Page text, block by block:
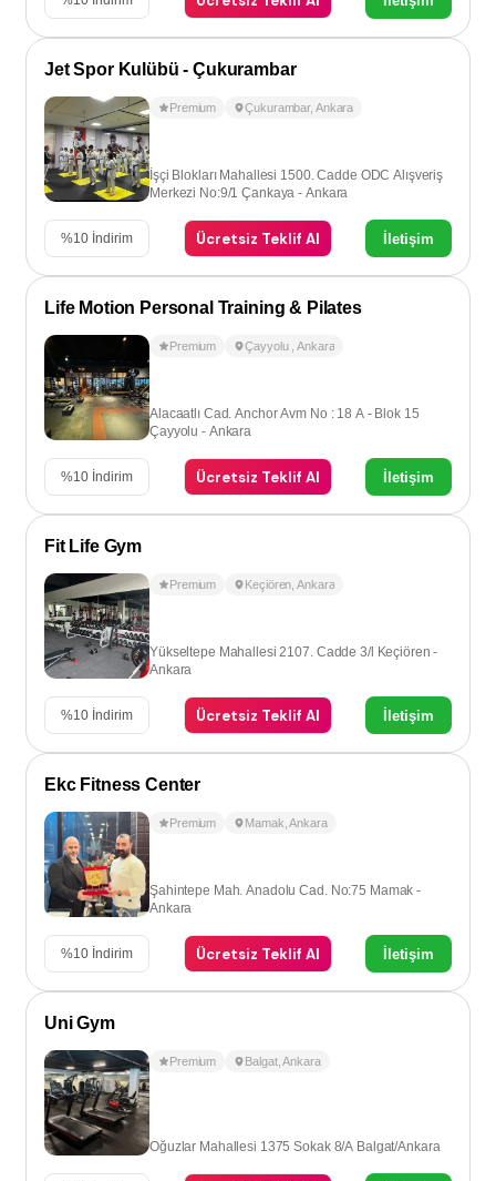
Jet Spor Kulübü - Çukurambar
Premium Çukurambar, Ankara
İşçi Blokları Mahallesi 1500. Cadde ODC Alışveriş
Merkezi No:9/1 Çankaya - Ankara
%10 İndirim Ücretsiz Teklif Al İletişim
Life Motion Personal Training & Pilates
Premium Çayyolu ,Ankara
Alacaatlı Cad. Anchor Avm No : 18 A - Blok 15
Çayyolu - Ankara
%10 İndirim Ücretsiz Teklif Al İletişim
Fit Life Gym
Premium Keçiören ,Ankara
Yükseltepe Mahallesi 2107. Cadde 3/l Keçiören -
Ankara
%10 İndirim Ücretsiz Teklif Al İletişim
Ekc Fitness Center
Premium Mamak ,Ankara
Şahintepe Mah. Anadolu Cad. No:75 Mamak -
Ankara
%10 İndirim Ücretsiz Teklif Al İletişim
Uni Gym
Premium Balgat,Ankara
Oğuzlar Mahallesi 1375 Sokak 8/A Balgat/Ankara